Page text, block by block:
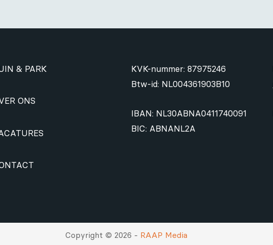
& PARK
ONS
KVK-nummer: 87975246
Btw-id: NL004361903B10
IBAN: NL30ABNA0411740091
BIC: ABNANL2A
Copyright © 2026 - RAAP Media